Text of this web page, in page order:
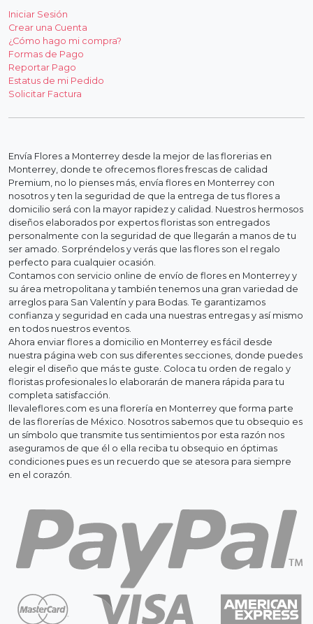
Iniciar Sesión
Crear una Cuenta
¿Cómo hago mi compra?
Formas de Pago
Reportar Pago
Estatus de mi Pedido
Solicitar Factura
Envía Flores a Monterrey desde la mejor de las florerias en
Monterrey, donde te ofrecemos flores frescas de calidad
Premium, no lo pienses más, envía flores en Monterrey con
nosotros y ten la seguridad de que la entrega de tus flores a
domicilio será con la mayor rapidez y calidad. Nuestros hermosos
diseños elaborados por expertos floristas son entregados
personalmente con la seguridad de que llegarán a manos de tu
ser amado. Sorpréndelos y verás que las flores son el regalo
perfecto para cualquier ocasión.
Contamos con servicio online de envío de flores en Monterrey y
su área metropolitana y también tenemos una gran variedad de
arreglos para San Valentín y para Bodas. Te garantizamos
confianza y seguridad en cada una nuestras entregas y así mismo
en todos nuestros eventos.
Ahora enviar flores a domicilio en Monterrey es fácil desde
nuestra página web con sus diferentes secciones, donde puedes
elegir el diseño que más te guste. Coloca tu orden de regalo y
floristas profesionales lo elaborarán de manera rápida para tu
completa satisfacción.
llevaleflores.com es una florería en Monterrey que forma parte
de las florerías de México. Nosotros sabemos que tu obsequio es
un símbolo que transmite tus sentimientos por esta razón nos
aseguramos de que él o ella reciba tu obsequio en óptimas
condiciones pues es un recuerdo que se atesora para siempre
en el corazón.